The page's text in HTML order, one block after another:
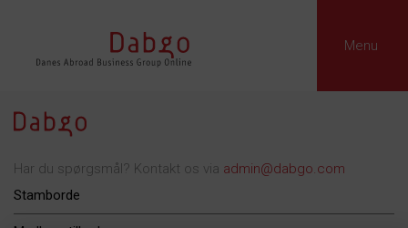
Menu
Har du spørgsmål? Kontakt os via admin@dabgo.com
Stamborde